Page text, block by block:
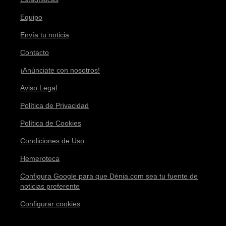
Equipo
Envía tu noticia
Contacto
¡Anúnciate con nosotros!
Aviso Legal
Política de Privacidad
Política de Cookies
Condiciones de Uso
Hemeroteca
Configura Google para que Dénia.com sea tu fuente de
noticias preferente
Configurar cookies